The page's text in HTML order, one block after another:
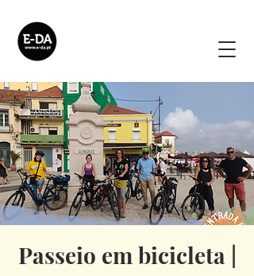
Passeio em bicicleta |